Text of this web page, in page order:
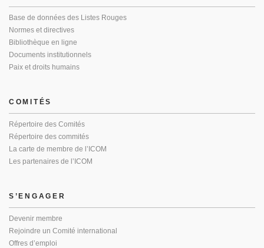
Base de données des Listes Rouges
Normes et directives
Bibliothèque en ligne
Documents institutionnels
Paix et droits humains
COMITÉS
Répertoire des Comités
Répertoire des commités
La carte de membre de l’ICOM
Les partenaires de l’ICOM
S’ENGAGER
Devenir membre
Rejoindre un Comité international
Offres d’emploi